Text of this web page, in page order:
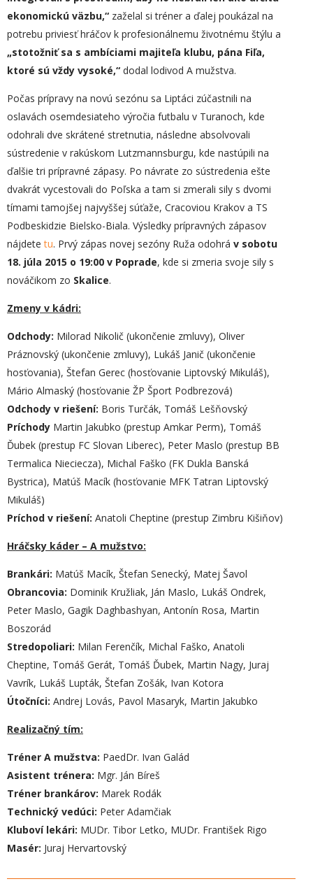
ekonomickú väzbu,“ zaželal si tréner a ďalej poukázal na
potrebu priviesť hráčov k profesionálnemu životnému štýlu a
„stotožniť sa s ambíciami majiteľa klubu, pána Fiľa,
ktoré sú vždy vysoké,“ dodal lodivod A mužstva.
Počas prípravy na novú sezónu sa Liptáci zúčastnili na
oslavách osemdesiateho výročia futbalu v Turanoch, kde
odohrali dve skrátené stretnutia, následne absolvovali
sústredenie v rakúskom Lutzmannsburgu, kde nastúpili na
ďalšie tri prípravné zápasy. Po návrate zo sústredenia ešte
dvakrát vycestovali do Poľska a tam si zmerali sily s dvomi
tímami tamojšej najvyššej súťaže, Cracoviou Krakov a TS
Podbeskidzie Bielsko-Biala. Výsledky prípravných zápasov
nájdetetu. Prvý zápas novej sezóny Ruža odohrá v sobotu
18. júla 2015 o 19:00 v Poprade, kde si zmeria svoje sily s
nováčikom zo Skalice.
Zmeny v kádri:
Odchody: Milorad Nikolič (ukončenie zmluvy), Oliver
Práznovský (ukončenie zmluvy), Lukáš Janič (ukončenie
hosťovania), Štefan Gerec (hosťovanie Liptovský Mikuláš),
Mário Almaský (hosťovanie ŽP Šport Podbrezová)
Odchody v riešení: Boris Turčák, Tomáš Lešňovský
Príchody Martin Jakubko (prestup Amkar Perm), Tomáš
Ďubek (prestup FC Slovan Liberec), Peter Maslo (prestup BB
Termalica Nieciecza), Michal Faško (FK Dukla Banská
Bystrica), Matúš Macík (hosťovanie MFK Tatran Liptovský
Mikuláš)
Príchod v riešení: Anatoli Cheptine (prestup Zimbru Kišiňov)
Hráčsky káder – A mužstvo:
Brankári: Matúš Macík, Štefan Senecký, Matej Šavol
Obrancovia: Dominik Kružliak, Ján Maslo, Lukáš Ondrek,
Peter Maslo, Gagik Daghbashyan, Antonín Rosa, Martin
Boszorád
Stredopoliari: Milan Ferenčík, Michal Faško, Anatoli
Cheptine, Tomáš Gerát, Tomáš Ďubek, Martin Nagy, Juraj
Vavrík, Lukáš Lupták, Štefan Zošák, Ivan Kotora
Útočníci: Andrej Lovás, Pavol Masaryk, Martin Jakubko
Realizačný tím:
Tréner A mužstva: PaedDr. Ivan Galád
Asistent trénera: Mgr. Ján Bíreš
Tréner brankárov: Marek Rodák
Technický vedúci: Peter Adamčiak
Kluboví lekári: MUDr. Tibor Letko, MUDr. František Rigo
Masér: Juraj Hervartovský